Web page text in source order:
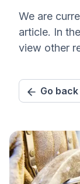
We are
article. In
view other
Go back